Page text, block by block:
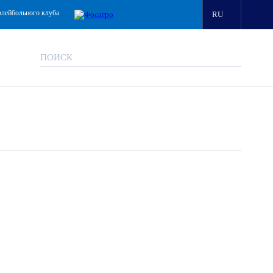
клуба RU